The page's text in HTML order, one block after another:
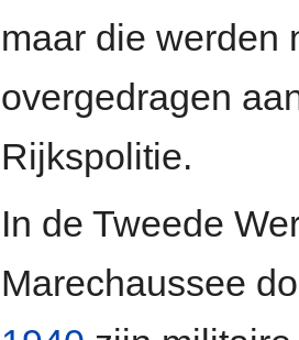
maar die werden
overgedragen
Rijkspolitie.
In de Tweede
Marechaussee